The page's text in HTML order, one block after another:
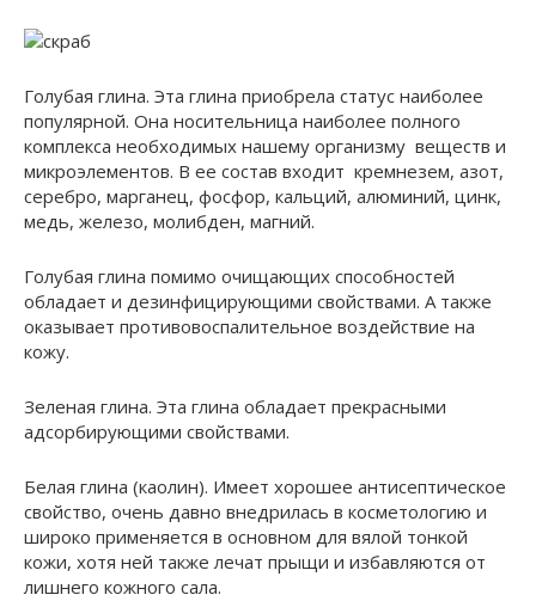
Голубая глина. Эта глина приобрела статус наиболее
популярной. Она носительница наиболее полного
комплекса необходимых нашему организму веществ и
микроэлементов. В ее состав входит кремнезем, азот,
серебро, марганец, фосфор, кальций, алюминий, цинк,
медь, железо, молибден, магний.
Голубая глина помимо очищающих способностей
обладает и дезинфицирующими свойствами. А также
оказывает противовоспалительное воздействие на
кожу.
Зеленая глина. Эта глина обладает прекрасными
адсорбирующими свойствами.
Белая глина (каолин). Имеет хорошее антисептическое
свойство, очень давно внедрилась в косметологию и
широко применяется в основном для вялой тонкой
кожи, хотя ней также лечат прыщи и избавляются от
лишнего кожного сала.